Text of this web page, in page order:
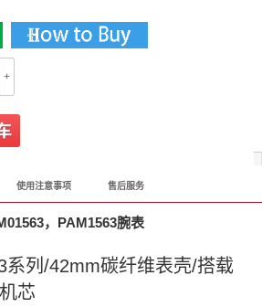
+
使用注意事项 售后服务
，PAM1563腕表
系列/42mm碳纤维表壳/搭载
芯